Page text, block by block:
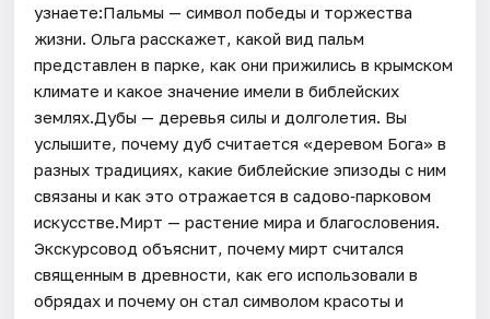
узнаете:Пальмы — символ победы и торжества
жизни. Ольга расскажет, какой вид пальм
представлен в парке, как они прижились в крымском
климате и какое значение имели в библейских
землях.Дубы — деревья силы и долголетия. Вы
услышите, почему дуб считается «деревом Бога» в
разных традициях, какие библейские эпизоды с ним
связаны и как это отражается в садово‑парковом
искусстве.Мирт — растение мира и благословения.
Экскурсовод объяснит, почему мирт считался
священным в древности, как его использовали в
обрядах и почему он стал символом красоты и